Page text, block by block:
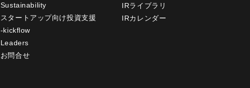
Sustainability
スタートアップ向け投資支援
-kickflow
Leaders
お問合せ
IRライブラリ
IRカレンダー